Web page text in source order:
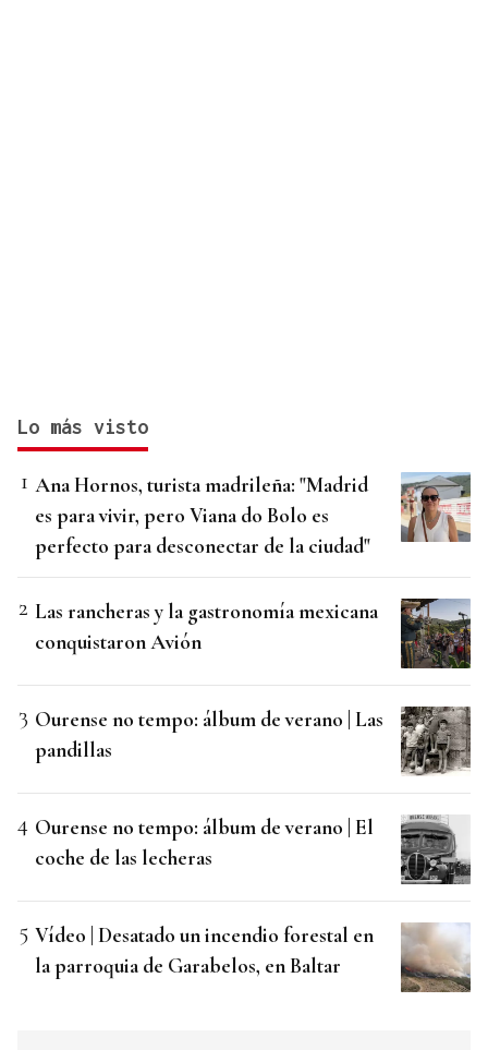
Lo más visto
Ana Hornos, turista madrileña: "Madrid
es para vivir, pero Viana do Bolo es
perfecto para desconectar de la ciudad"
Las rancheras y la gastronomía mexicana
conquistaron Avión
Ourense no tempo: álbum de verano | Las
pandillas
Ourense no tempo: álbum de verano | El
coche de las lecheras
Vídeo | Desatado un incendio forestal en
la parroquia de Garabelos, en Baltar